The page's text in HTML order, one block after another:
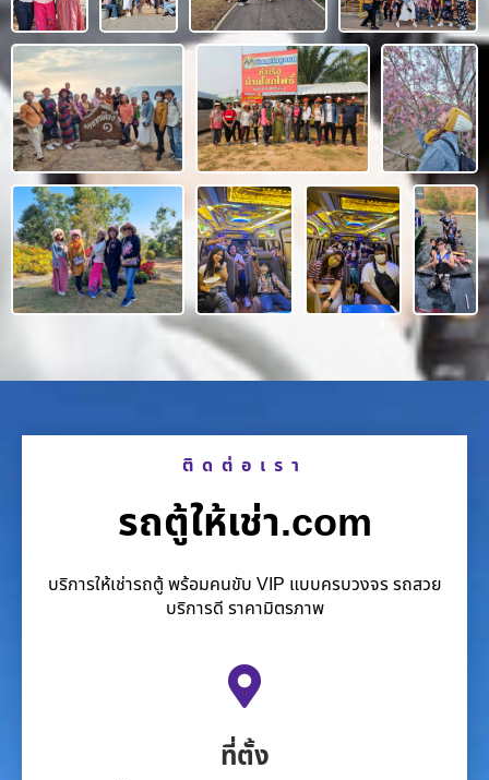
ติดต่อเรา
รถตู้ให้เช่า.com
บริการให้เช่ารถตู้ พร้อมคนขับ VIP แบบครบวงจร รถสวย
บริการดี ราคามิตรภาพ
ที่ตั้ง